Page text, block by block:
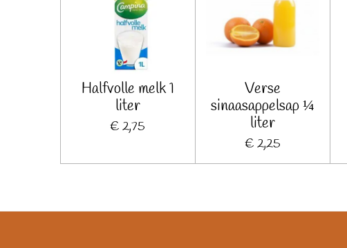
Halfvolle melk 1
liter
€ 2,75
Verse
sinaasappelsap ¼
liter
€ 2,25